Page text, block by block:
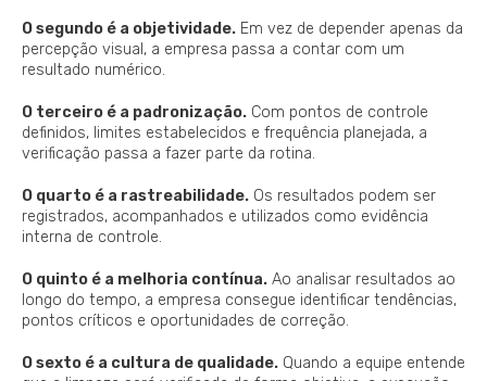
O segundo é a objetividade. Em vez de depender apenas da
percepção visual, a empresa passa a contar com um
resultado numérico.
O terceiro é a padronização. Com pontos de controle
definidos, limites estabelecidos e frequência planejada, a
verificação passa a fazer parte da rotina.
O quarto é a rastreabilidade. Os resultados podem ser
registrados, acompanhados e utilizados como evidência
interna de controle.
O quinto é a melhoria contínua. Ao analisar resultados ao
longo do tempo, a empresa consegue identificar tendências,
pontos críticos e oportunidades de correção.
O sexto é a cultura de qualidade. Quando a equipe entende